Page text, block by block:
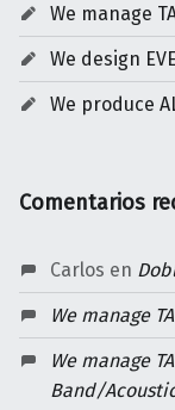
We manage
We design
We produce
Comentarios
Carlos en
We manage
We manage
Band/